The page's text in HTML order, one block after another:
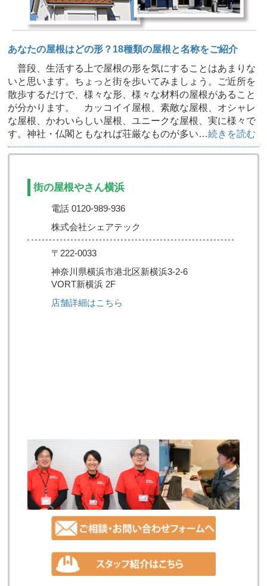
あなたの屋根はどの形？18種類の屋根と名称をご紹介
普段、生活する上で屋根の形を気にすることはあまりな
いと思います。ちょっと街を歩いてみましょう。ご近所を
散歩するだけで、様々な形、様々な材料の屋根があること
が分かります。 カッコイイ屋根、素敵な屋根、オシャレ
な屋根、かわいらしい屋根、ユニークな屋根、実に様々で
す。神社・仏閣ともなれば荘厳なものが多い…続きを読む
街の屋根やさん横浜
電話 0120-989-936
株式会社シェアテック
〒222-0033
神奈川県横浜市港北区新横浜3-2-6
VORT新横浜 2F
店舗詳細はこちら